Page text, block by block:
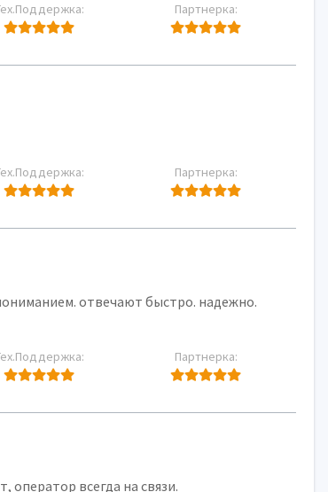
Партнерка:
Партнерка:
отвечают быстро. надежно.
Партнерка:
всегда на связи.